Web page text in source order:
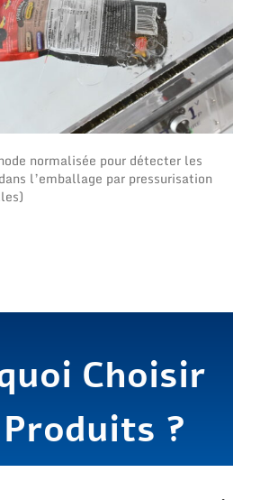
normalisée pour détecter les
l’emballage par pressurisation
Choisir
?